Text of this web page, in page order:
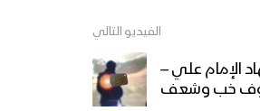
أتقى الورى –
1444هـ
الفيديو التالي
الإمام علي –
خب وشعف